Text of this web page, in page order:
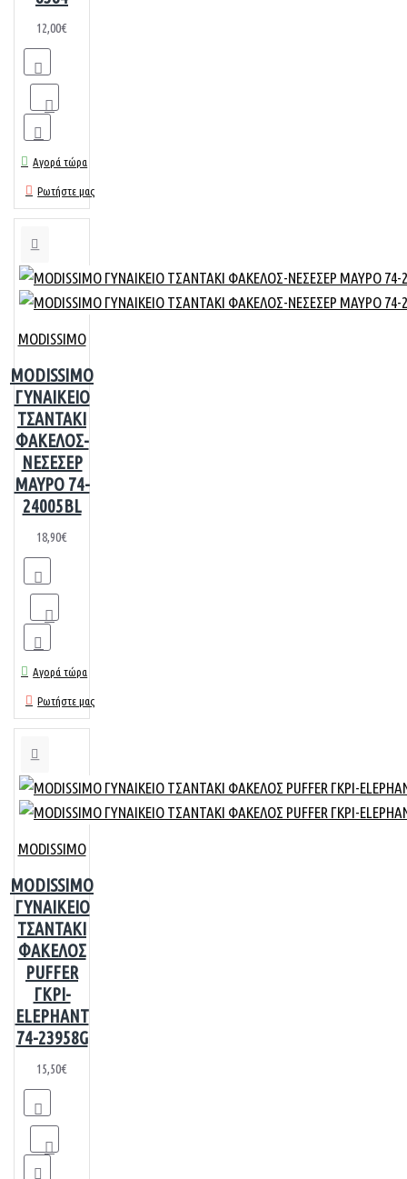
12,00€
Αγορά τώρα
Ρωτήστε μας
MODISSIMO
MODISSIMO
ΓΥΝΑΙΚΕΙΟ
ΤΣΑΝΤΑΚΙ
ΦΑΚΕΛΟΣ-
ΝΕΣΕΣΕΡ
ΜΑΥΡΟ 74-
24005BL
18,90€
Αγορά τώρα
Ρωτήστε μας
MODISSIMO
MODISSIMO
ΓΥΝΑΙΚΕΙΟ
ΤΣΑΝΤΑΚΙ
ΦΑΚΕΛΟΣ
PUFFER
ΓΚΡΙ-
ELEPHANT
74-23958G
15,50€